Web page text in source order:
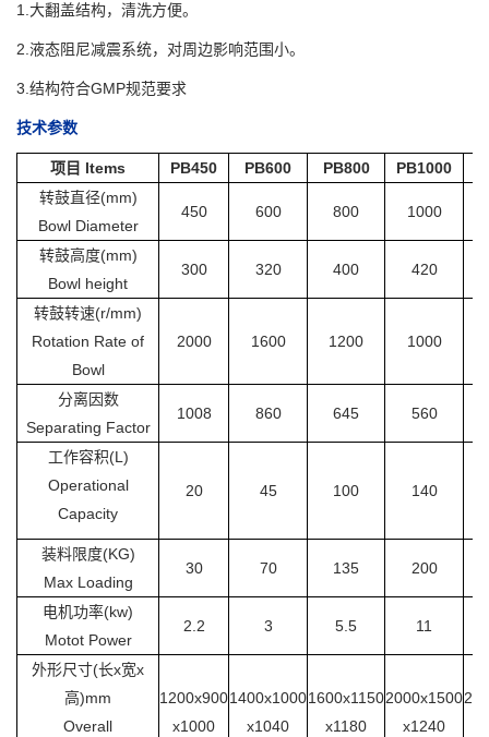
1.大翻盖结构，清洗方便。
2.液态阻尼减震系统，对周边影响范围小。
3.结构符合GMP规范要求
技术参数
项目 ltems PB450 PB600 PB800 PB1000
转鼓直径(mm)
Bowl Diameter
450 600 800 1000
转鼓高度(mm)
Bowl height
300 320 400 420
转鼓转速(r/mm)
Rotation Rate of
Bowl
2000 1600 1200 1000
分离因数
Separating Factor
1008 860 645 560
工作容积(L)
Operational
Capacity
20 45 100 140
装料限度(KG)
Max Loading
30 70 135 200
电机功率(kw)
Motot Power
2.2 3 5.5 11
外形尺寸(长x宽x
高)mm
Overall
1200x900
x1000
1400x1000
x1040
1600x1150
x1180
2000x1500
x1240